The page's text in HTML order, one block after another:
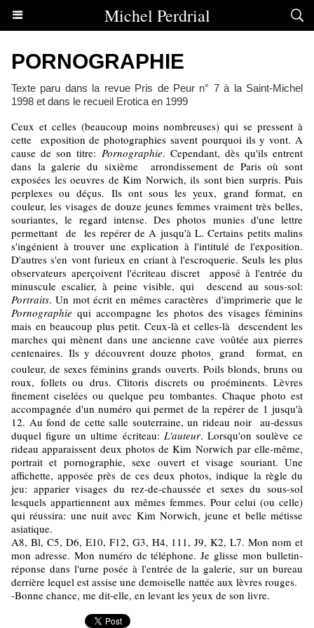
Michel Perdrial
PORNOGRAPHIE
Texte paru dans la revue Pris de Peur n° 7 à la Saint-Michel
1998 et dans le recueil Erotica en 1999
Ceux et celles (beaucoup moins nombreuses) qui se pressent à
cette exposition de photographies savent pourquoi ils y vont. A
cause de son titre: Pornographie. Cependant, dès qu'ils entrent
dans la galerie du sixième arrondissement de Paris où sont
exposées les oeuvres de Kim Norwich, ils sont bien surpris. Puis
perplexes ou déçus. Ils ont sous les yeux, grand format, en
couleur, les visages de douze jeunes femmes vraiment très belles,
souriantes, le regard intense. Des photos munies d'une lettre
permettant de les repérer de A jusqu'à L. Certains petits malins
s'ingénient à trouver une explication à l'intitulé de l'exposition.
D'autres s'en vont furieux en criant à l'escroquerie. Seuls les plus
observateurs aperçoivent l'écriteau discret apposé à l'entrée du
minuscule escalier, à peine visible, qui descend au sous-sol:
Portraits. Un mot écrit en mêmes caractères d'imprimerie que le
Pornographie qui accompagne les photos des visages féminins
mais en beaucoup plus petit. Ceux-là et celles-là descendent les
marches qui mènent dans une ancienne cave voûtée aux pierres
centenaires. Ils y découvrent douze photos,grand format, en
couleur, de sexes féminins grands ouverts. Poils blonds, bruns ou
roux, follets ou drus. Clitoris discrets ou proéminents. Lèvres
finement ciselées ou quelque peu tombantes. Chaque photo est
accompagnée d'un numéro qui permet de la repérer de 1 jusqu'à
12. Au fond de cette salle souterraine, un rideau noir au-dessus
duquel figure un ultime écriteau: L'auteur. Lorsqu'on soulève ce
rideau apparaissent deux photos de Kim Norwich par elle-même,
portrait et pornographie, sexe ouvert et visage souriant. Une
affichette, apposée près de ces deux photos, indique la règle du
jeu: apparier visages du rez-de-chaussée et sexes du sous-sol
lesquels appartiennent aux mêmes femmes. Pour celui (ou celle)
qui réussira: une nuit avec Kim Norwich, jeune et belle métisse
asiatique.
A8, Bl, C5, D6, E10, F12, G3, H4, 111, J9, K2, L7. Mon nom et
mon adresse. Mon numéro de téléphone. Je glisse mon bulletin-
réponse dans l'urne posée à l'entrée de la galerie, sur un bureau
derrière lequel est assise une demoiselle nattée aux lèvres rouges.
-Bonne chance, me dit-elle, en levant les yeux de son livre.